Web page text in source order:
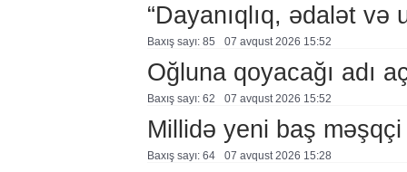
“Dayanıqlıq, ədalət
Baxış sayı: 85 07 avqust 2026 15:52
Oğluna qoyacağı adı
Baxış sayı: 62 07 avqust 2026 15:52
Millidə yeni baş məşqçi
Baxış sayı: 64 07 avqust 2026 15:28